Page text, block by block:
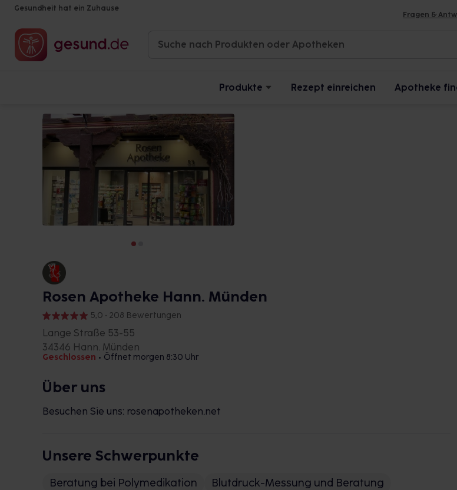
Gesundheit hat ein Zuhause
Fragen &
Produkte Rezept einreichen Apotheke
Rosen Apotheke Hann. Münden
5,0 • 208 Bewertungen
Lange Straße 53-55
34346 Hann. Münden
Geschlossen • Öffnet morgen 8:30 Uhr
Über uns
Besuchen Sie uns: rosenapotheken.net
Unsere Schwerpunkte
Beratung bei Polymedikation
Blutdruck-Messung und Beratung